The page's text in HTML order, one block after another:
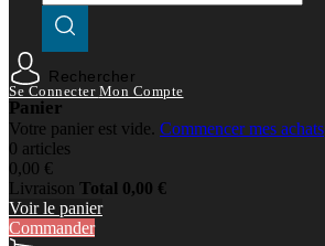
Rechercher
Se Connecter Mon Compte
Panier
Votre panier est vide. Commencer mes achats
0 articles
0,00 €
Livraison Total 0,00 €
Voir le panier
Commander